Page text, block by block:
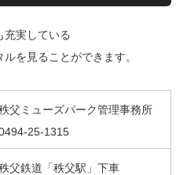
充実している
ルを見ることができます。
父ミューズパーク管理事務所
25-1315
父鉄道「秩父駅」下車